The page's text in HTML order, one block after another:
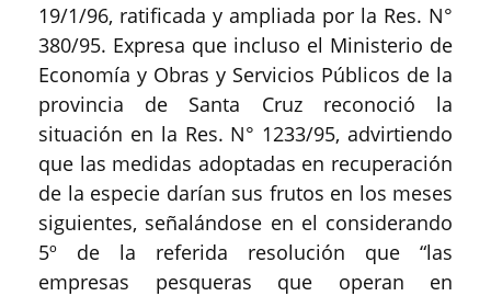
19/1/96, ratificada y ampliada por la Res. N°
380/95. Expresa que incluso el Ministerio de
Economía y Obras y Servicios Públicos de la
provincia de Santa Cruz reconoció la
situación en la Res. N° 1233/95, advirtiendo
que las medidas adoptadas en recuperación
de la especie darían sus frutos en los meses
siguientes, señalándose en el considerando
5º de la referida resolución que “las
empresas pesqueras que operan en